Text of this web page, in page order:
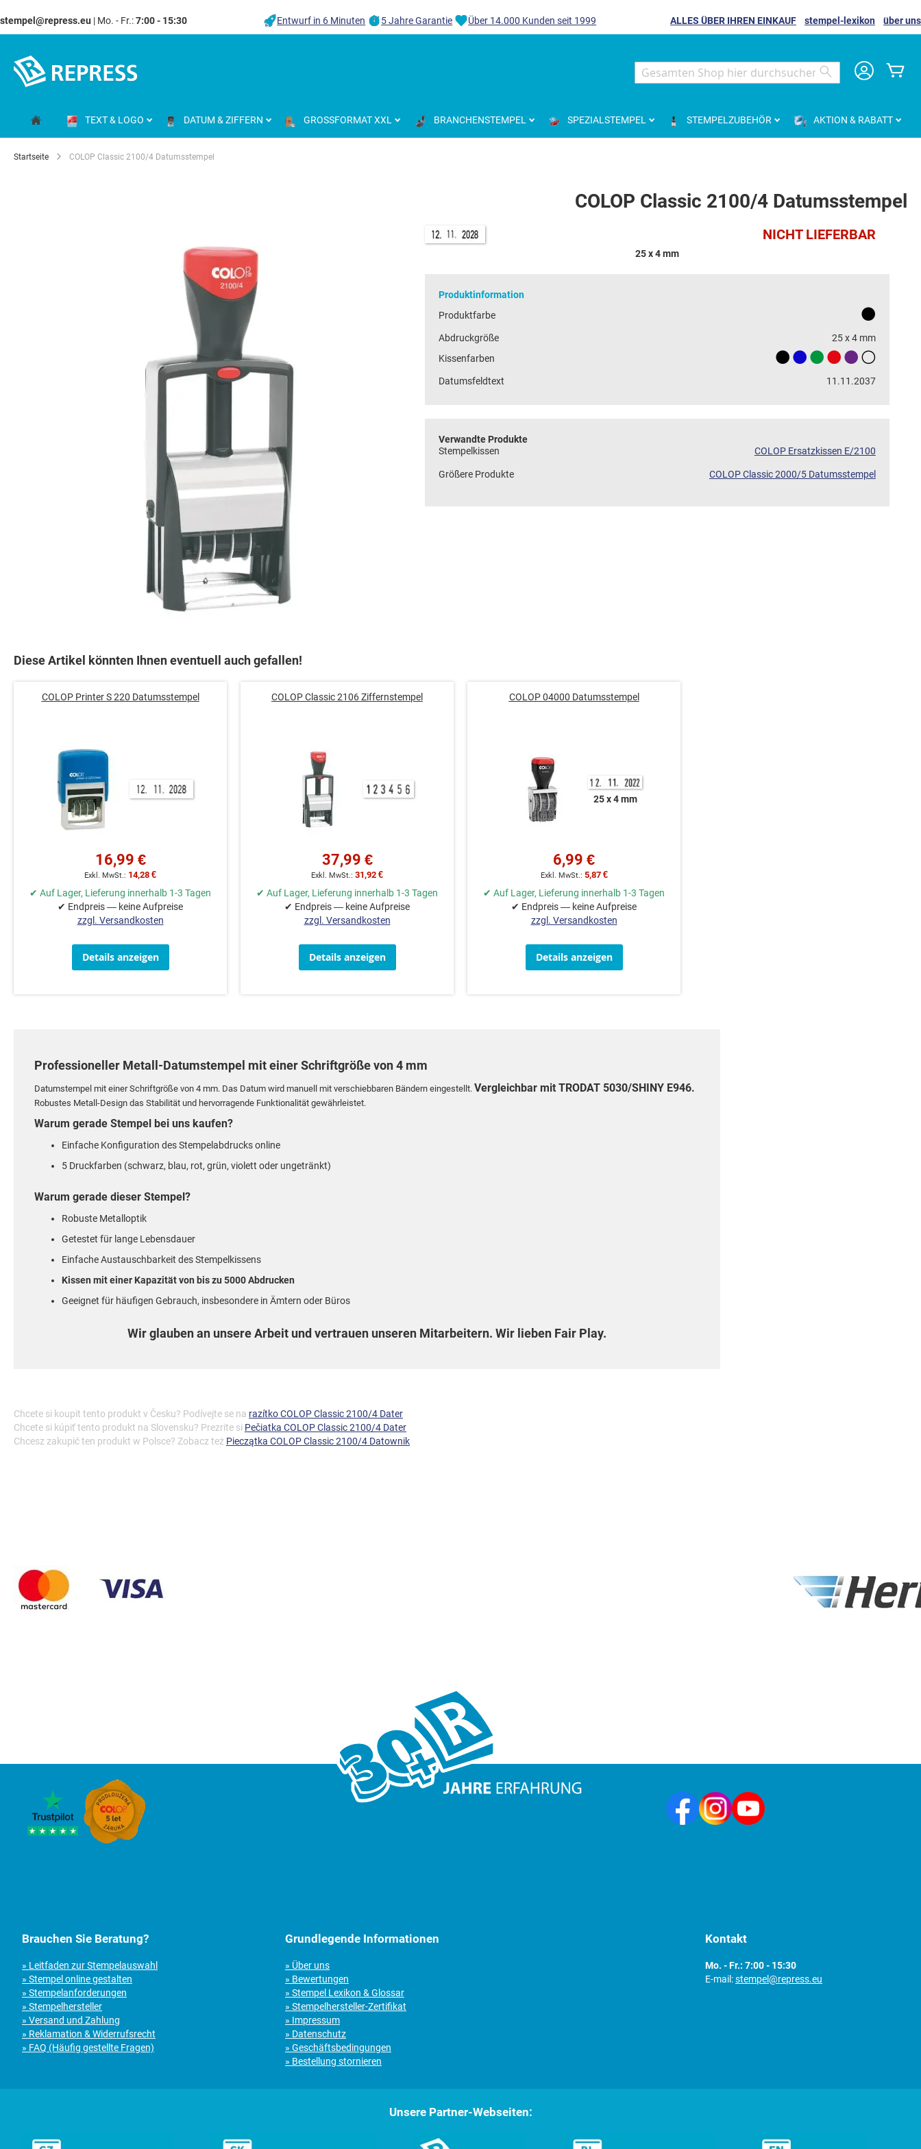
stempel@repress.eu | Mo. - Fr.:7:00 - 15:30 Entwurf in 6 Minuten 5 Jahre Garantie Über 14.000 Kunden seit 1999 ALLES ÜBER IHREN EINKAUF stempel-lexikon
über uns
springen
Search
TEXT & LOGO DATUM & ZIFFERN GROSSFORMAT XXL BRANCHENSTEMPEL SPEZIALSTEMPEL STEMPELZUBEHÖR AKTION & RABATT
Startseite COLOP Classic 2100/4 Datumsstempel
COLOP Classic 2100/4 Datumsstempel
Anfang
springen
NICHT LIEFERBAR
25 x 4 mm
Produktinformation
Produktfarbe
Abdruckgröße
25 x 4 mm
Kissenfarben
Datumsfeldtext 11.11.2037
Verwandte Produkte
Stempelkissen
COLOP Ersatzkissen E/2100
Größere Produkte COLOP Classic 2000/5 Datumsstempel
Professioneller Metall-Datumstempel mit einer Schriftgröße von 4 mm
Datumstempel mit einer Schriftgröße von 4 mm. Das Datum wird manuell mit verschiebbaren Bändern eingestellt. Vergleichbar mit TRODAT 5030/SHINY E946.
Robustes Metall-Design das Stabilität und hervorragende Funktionalität gewährleistet.
Warum gerade Stempel bei uns kaufen?
Einfache Konfiguration des Stempelabdrucks online
5 Druckfarben (schwarz, blau, rot, grün, violett oder ungetränkt)
Warum gerade dieser Stempel?
Robuste Metalloptik
Getestet für lange Lebensdauer
Einfache Austauschbarkeit des Stempelkissens
Kissen mit einer Kapazität von bis zu 5000 Abdrucken
Geeignet für häufigen Gebrauch, insbesondere in Ämtern oder Büros
Wir glauben an unsere Arbeit und vertrauen unseren Mitarbeitern. Wir lieben Fair Play.
Diese Artikel könnten Ihnen eventuell auch gefallen!
COLOP Printer S 220 Datumsstempel
16,99 €
14,28 €
✔ Auf Lager, Lieferung innerhalb 1-3 Tagen
✔ Endpreis — keine Aufpreise
zzgl. Versandkosten
Details anzeigen
COLOP Classic 2106 Ziffernstempel
37,99 €
31,92 €
✔ Auf Lager, Lieferung innerhalb 1-3 Tagen
✔ Endpreis — keine Aufpreise
zzgl. Versandkosten
Details anzeigen
COLOP 04000 Datumsstempel
25 x 4 mm
6,99 €
5,87 €
✔ Auf Lager, Lieferung innerhalb 1-3 Tagen
✔ Endpreis — keine Aufpreise
zzgl. Versandkosten
Details anzeigen
Chcete si koupit tento produkt v Česku? Podívejte se na razítko COLOP Classic 2100/4 Dater
Chcete si kúpiť tento produkt na Slovensku? Prezrite si Pečiatka COLOP Classic 2100/4 Dater
Chcesz zakupić ten produkt w Polsce? Zobacz też Pieczątka COLOP Classic 2100/4 Datownik
Brauchen Sie Beratung?
» Leitfaden zur Stempelauswahl
» Stempel online gestalten
» Stempelanforderungen
» Stempelhersteller
» Versand und Zahlung
» Reklamation & Widerrufsrecht
» FAQ (Häufig gestellte Fragen)
Grundlegende Informationen
» Über uns
» Bewertungen
» Stempel Lexikon & Glossar
» Stempelhersteller-Zertifikat
» Impressum
» Datenschutz
» Geschäftsbedingungen
» Bestellung stornieren
Kontakt
Mo. - Fr.: 7:00 - 15:30
E-mail:stempel@repress.eu
Unsere Partner-Webseiten: